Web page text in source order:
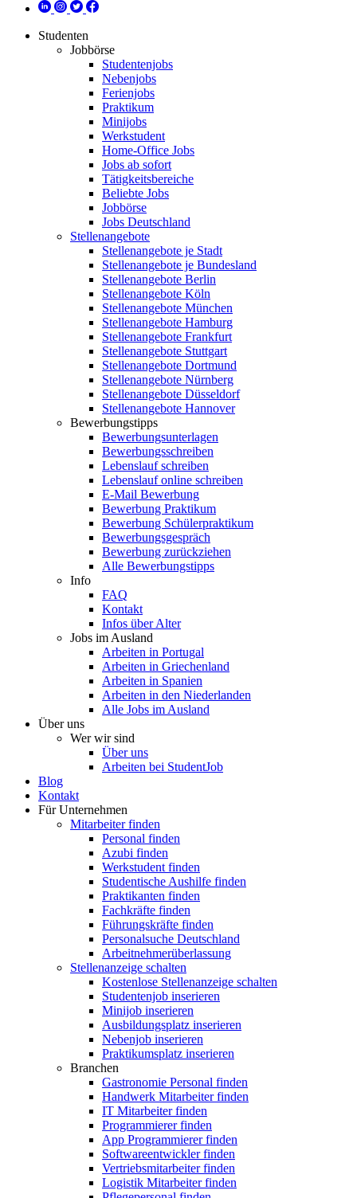
Studenten
Jobbörse
Studentenjobs
Nebenjobs
Ferienjobs
Praktikum
Minijobs
Werkstudent
Home-Office Jobs
Jobs ab sofort
Tätigkeitsbereiche
Beliebte Jobs
Jobbörse
Jobs Deutschland
Stellenangebote
Stellenangebote je Stadt
Stellenangebote je Bundesland
Stellenangebote Berlin
Stellenangebote Köln
Stellenangebote München
Stellenangebote Hamburg
Stellenangebote Frankfurt
Stellenangebote Stuttgart
Stellenangebote Dortmund
Stellenangebote Nürnberg
Stellenangebote Düsseldorf
Stellenangebote Hannover
Bewerbungstipps
Bewerbungsunterlagen
Bewerbungsschreiben
Lebenslauf schreiben
Lebenslauf online schreiben
E-Mail Bewerbung
Bewerbung Praktikum
Bewerbung Schülerpraktikum
Bewerbungsgespräch
Bewerbung zurückziehen
Alle Bewerbungstipps
Info
FAQ
Kontakt
Infos über Alter
Jobs im Ausland
Arbeiten in Portugal
Arbeiten in Griechenland
Arbeiten in Spanien
Arbeiten in den Niederlanden
Alle Jobs im Ausland
Über uns
Wer wir sind
Über uns
Arbeiten bei StudentJob
Blog
Kontakt
Für Unternehmen
Mitarbeiter finden
Personal finden
Azubi finden
Werkstudent finden
Studentische Aushilfe finden
Praktikanten finden
Fachkräfte finden
Führungskräfte finden
Personalsuche Deutschland
Arbeitnehmerüberlassung
Stellenanzeige schalten
Kostenlose Stellenanzeige schalten
Studentenjob inserieren
Minijob inserieren
Ausbildungsplatz inserieren
Nebenjob inserieren
Praktikumsplatz inserieren
Branchen
Gastronomie Personal finden
Handwerk Mitarbeiter finden
IT Mitarbeiter finden
Programmierer finden
App Programmierer finden
Softwareentwickler finden
Vertriebsmitarbeiter finden
Logistik Mitarbeiter finden